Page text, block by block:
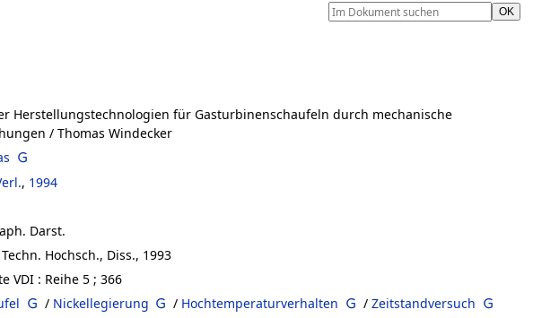
Herstellungstechnologien für Gasturbinenschaufeln durch mechanische
/ Thomas Windecker
, 1994
Darst.
Hochsch., Diss., 1993
VDI : Reihe 5 ; 366
/ Nickellegierung / Hochtemperaturverhalten / Zeitstandversuch